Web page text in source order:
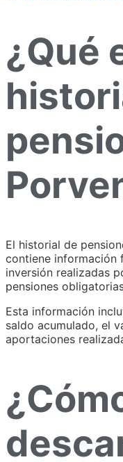
¿Qué
El historial de
contiene información
inversión realizadas
pensiones
Esta información
saldo acumulado, el
aportaciones